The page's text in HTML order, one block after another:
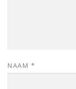
NAAM *